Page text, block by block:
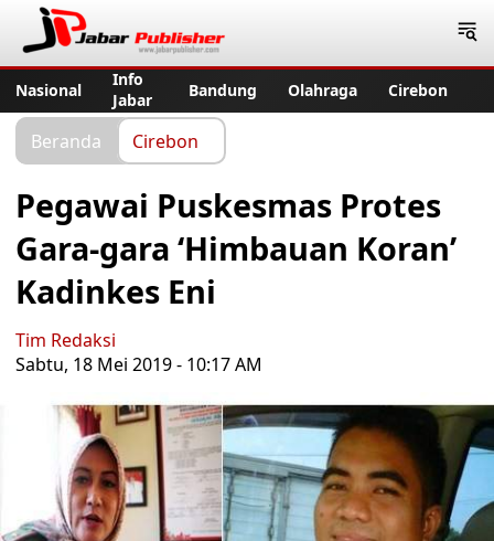
Nasional
Info
Jabar
Bandung Olahraga Cirebon
Beranda Cirebon
Pegawai Puskesmas Protes
Gara-gara ‘Himbauan Koran’
Kadinkes Eni
Tim Redaksi
Sabtu, 18 Mei 2019 - 10:17 AM